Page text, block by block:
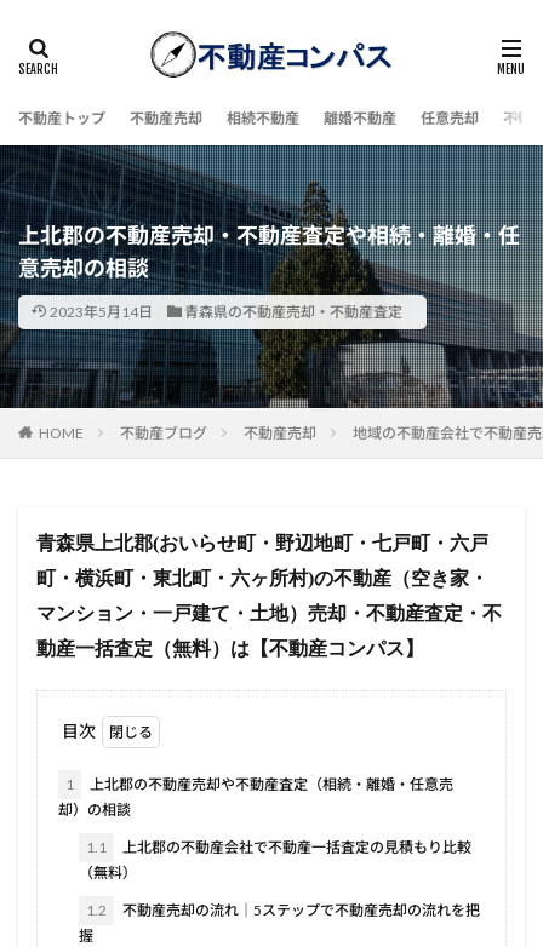
不動産トップ 不動産売却 相続不動産 離婚不動産 任意売却 不動
上北郡の不動産売却・不動産査定や相続・離婚・任
意売却の相談
2023年5月14日 青森県の不動産売却・不動産査定
HOME 不動産ブログ 不動産売却 地域の不動産会社で不動産
青森県上北郡(おいらせ町・野辺地町・七戸町・六戸
町・横浜町・東北町・六ヶ所村)の不動産（空き家・
マンション・一戸建て・土地）売却・不動産査定・不
動産一括査定（無料）は【不動産コンパス】
目次
1
上北郡の不動産売却や不動産査定（相続・離婚・任意売
却）の相談
1.1
上北郡の不動産会社で不動産一括査定の見積もり比較
（無料）
1.2
不動産売却の流れ｜5ステップで不動産売却の流れを把
握